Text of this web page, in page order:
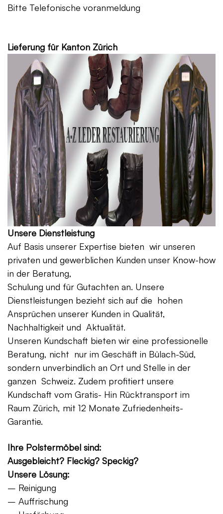
Bitte Telefonische voranmeldung
Lieferung für Kanton Zürich
Unsere Dienstleistung
Auf Basis unserer Expertise bieten wir unseren
privaten und gewerblichen Kunden unser Know-how
in der Beratung,
Schulung und für Gutachten an. Unsere
Dienstleistungen bezieht sich auf die hohen
Ansprüchen unserer Kunden in Qualität,
Nachhaltigkeit und Aktualität.
Unseren Kundschaft bieten wir eine professionelle
Beratung, nicht nur im Geschäft in Bülach-Süd,
sondern unverbindlich an Ort und Stelle in der
ganzen Schweiz. Zudem profitiert unsere
Kundschaft vom Gratis- Hin Rücktransport im
Raum Zürich, mit 12 Monate Zufriedenheits-
Garantie.
Ihre Polstermöbel sind:
Ausgebleicht? Fleckig? Speckig?
Unsere Lösung:
– Reinigung
– Auffrischung